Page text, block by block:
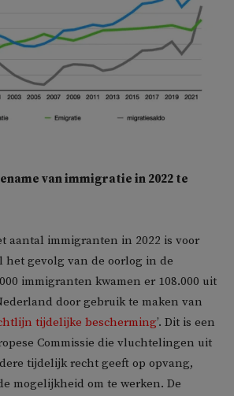
van immigratie in 2022 te
aantal immigranten in 2022 is voor
het gevolg van de oorlog in de
immigranten kwamen er 108.000 uit
door gebruik te maken van
tijdelijke bescherming’. Dit is een
Commissie die vluchtelingen uit
tijdelijk recht geeft op opvang,
mogelijkheid om te werken. De